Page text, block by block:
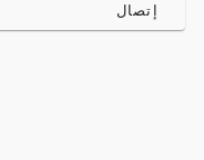
إتصال